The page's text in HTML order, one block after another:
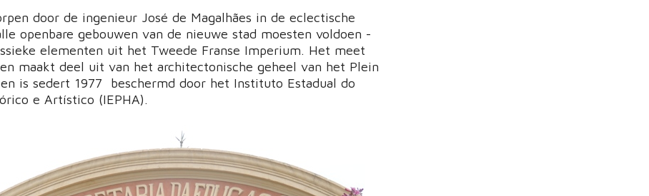
door de ingenieur José de Magalhães in de eclectische
openbare gebouwen van de nieuwe stad moesten voldoen -
elementen uit het Tweede Franse Imperium. Het meet
maakt deel uit van het architectonische geheel van het Plein
is sedert 1977 beschermd door het Instituto Estadual do
e Artístico (IEPHA).